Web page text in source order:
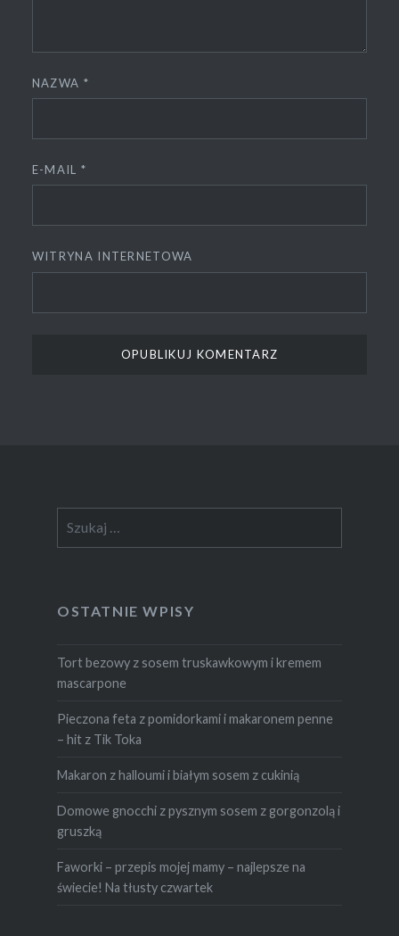
NAZWA *
E-MAIL *
WITRYNA INTERNETOWA
OSTATNIE WPISY
Tort bezowy z sosem truskawkowym i kremem
mascarpone
Pieczona feta z pomidorkami i makaronem penne
– hit z Tik Toka
Makaron z halloumi i białym sosem z cukinią
Domowe gnocchi z pysznym sosem z gorgonzolą i
gruszką
Faworki – przepis mojej mamy – najlepsze na
świecie! Na tłusty czwartek